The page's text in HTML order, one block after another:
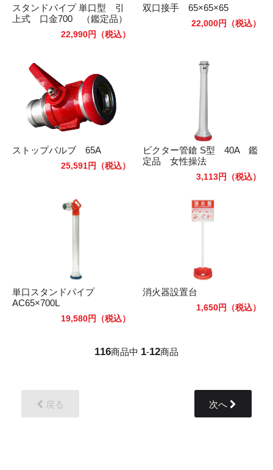
スタンドパイプ 単口型 引
上式 口金700 （鑑定品）
22,990円 （税込）
双口接手 65×65×65
22,000円 （税込）
ストップバルブ 65A
25,591円 （税込）
ビクター管鎗 S型 40A 鑑
定品 女性操法
3,113円 （税込）
単口スタンドパイプ
AC65×700L
19,580円 （税込）
消火器設置台
1,650円 （税込）
116商品中 1-12商品
戻る 次へ